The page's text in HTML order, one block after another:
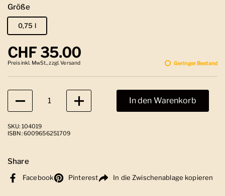
Größe
0,75 l
Regulärer Preis
CHF 35.00
Preis inkl. MwSt., zzgl. Versand Geringer Bestand
Anzahl
In den Warenkorb
SKU: 104019
ISBN: 6009656251709
Share
Facebook Pinterest In die Zwischenablage kopieren